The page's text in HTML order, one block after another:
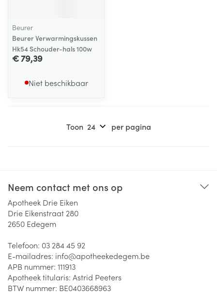
Beurer
Beurer Verwarmingskussen
Hk54 Schouder-hals 100w
€ 79,39
Niet beschikbaar
Toon per pagina
Neem contact met ons op
Apotheek Drie Eiken
Drie Eikenstraat 280
2650 Edegem
Telefoon: 03 284 45 92
E-mailadres: info@apotheekedegem.be
APB nummer: 111913
Apotheek titularis: Astrid Peeters
BTW nummer: BE0403668963